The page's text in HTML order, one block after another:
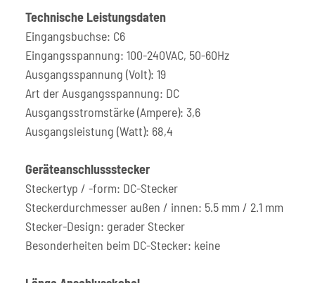
Technische Leistungsdaten
Eingangsbuchse: C6
Eingangsspannung: 100-240VAC, 50-60Hz
Ausgangsspannung (Volt): 19
Art der Ausgangsspannung: DC
Ausgangsstromstärke (Ampere): 3,6
Ausgangsleistung (Watt): 68,4
Geräteanschlussstecker
Steckertyp / -form: DC-Stecker
Steckerdurchmesser außen / innen: 5.5 mm / 2.1 mm
Stecker-Design: gerader Stecker
Besonderheiten beim DC-Stecker: keine